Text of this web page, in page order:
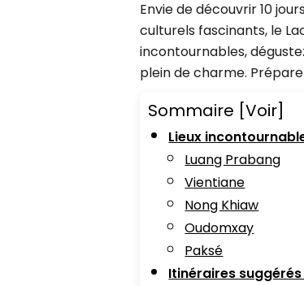
Envie de découvrir 10
culturels fascinants, le
incontournables,
plein de charme.
Sommaire [Voir]
Lieux
Luang Prabang
Vientiane
Nong Khiaw
Oudomxay
Paksé
Itinéraires